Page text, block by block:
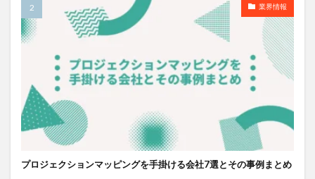
業界情報
プロジェクションマッピングを手掛ける会社7選とその事例まとめ